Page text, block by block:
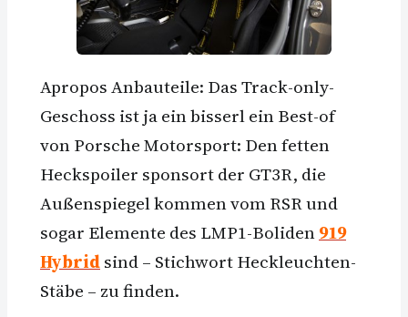
Apropos Anbauteile: Das Track-only-
Geschoss ist ja ein bisserl ein Best-of
von Porsche Motorsport: Den fetten
Heckspoiler sponsort der GT3R, die
Außenspiegel kommen vom RSR und
sogar Elemente des LMP1-Boliden919
Hybridsind – Stichwort Heckleuchten-
Stäbe – zu finden.